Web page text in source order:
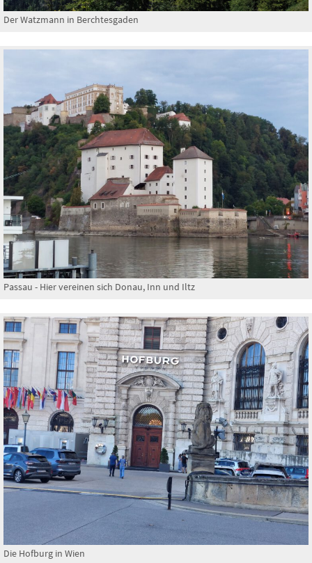
Der Watzmann in Berchtesgaden
Passau - Hier vereinen sich Donau, Inn und Iltz
Die Hofburg in Wien